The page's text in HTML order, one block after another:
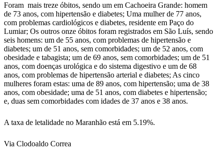
Foram mais treze óbitos, sendo um em Cachoeira Grande: homem
de 73 anos, com hipertensão e diabetes; Uma mulher de 77 anos,
com problemas cardiológicos e diabetes, residente em Paço do
Lumiar; Os outros onze óbitos foram registrados em São Luís, sendo
seis homens: um de 55 anos, com problemas de hipertensão e
diabetes; um de 51 anos, sem comorbidades; um de 52 anos, com
obesidade e tabagista; um de 69 anos, sem comorbidades; um de 51
anos, com doenças urológica e do sistema digestivo e um de 68
anos, com problemas de hipertensão arterial e diabetes; As cinco
mulheres foram estas: uma de 89 anos, com hipertensão; uma de 38
anos, com obesidade; uma de 51 anos, com diabetes e hipertensão;
e, duas sem comorbidades com idades de 37 anos e 38 anos.
A taxa de letalidade no Maranhão está em 5.19%.
Via Clodoaldo Correa